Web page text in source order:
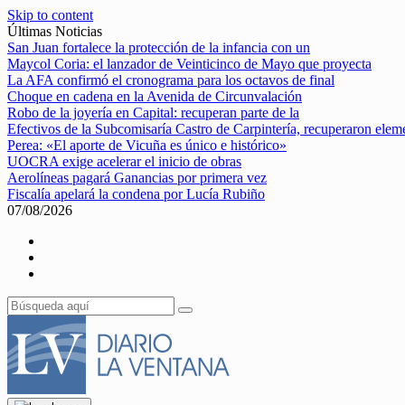
Skip to content
Últimas Noticias
San Juan fortalece la protección de la infancia con un
Maycol Coria: el lanzador de Veinticinco de Mayo que proyecta
La AFA confirmó el cronograma para los octavos de final
Choque en cadena en la Avenida de Circunvalación
Robo de la joyería en Capital: recuperan parte de la
Efectivos de la Subcomisaría Castro de Carpintería, recuperaron
Perea: «El aporte de Vicuña es único e histórico»
UOCRA exige acelerar el inicio de obras
Aerolíneas pagará Ganancias por primera vez
Fiscalía apelará la condena por Lucía Rubiño
07/08/2026